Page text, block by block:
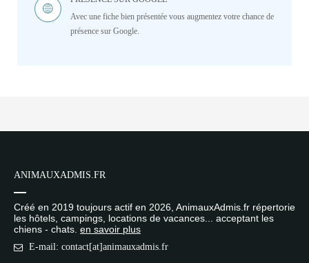
Avec une fiche bien présentée vous augmentez votre chance de
présence sur Google.
ANIMAUXADMIS.FR
Créé en 2019 toujours actif en 2026, AnimauxAdmis.fr répertorie
les hôtels, campings, locations de vacances... acceptant les
chiens - chats. en savoir plus
E-mail: contact[at]animauxadmis.fr